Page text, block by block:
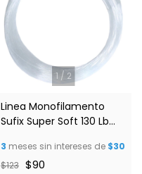
1 / 2
Linea Monofilamento
Sufix Super Soft 130 Lb
3 meses sin intereses de $30
$123 $90